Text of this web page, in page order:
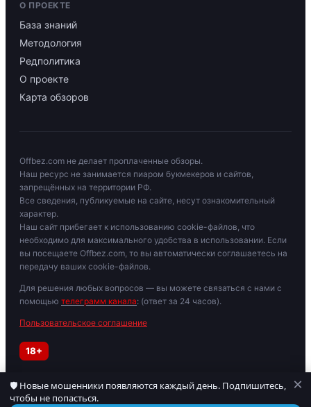
О ПРОЕКТЕ
База знаний
Методология
Редполитика
О проекте
Карта обзоров
Offbez.com не делает проплаченные обзоры.
Наш ресурс не занимается пиаром букмекеров и сайтов,
запрещённых на территории РФ.
Все сведения, публикуемые на сайте, несут ознакомительный
характер.
Наш сайт прибегает к использованию cookie-файлов, что
необходимо для максимального удобства в использовании. Если
вы посещаете Offbez.com, то вы автоматически соглашаетесь на
передачу ваших cookie-файлов.
Для решения любых вопросов — вы можете связаться с нами с
помощью телеграмм канала: (ответ за 24 часов).
Пользовательское соглашение
18+
Играйте осторожно. При признаках зависимости обратитесь к
специалисту. Материалы для лиц старше 18 лет.
🛡 Новые мошенники появляются каждый день. Подпишитесь,
чтобы не попасться.
×